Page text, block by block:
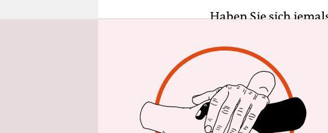
Haben Sie sich
Video? Warum Ihr
Dokumentation „The
einfachen sind.
„Ignorieren.
Ignorieren.“